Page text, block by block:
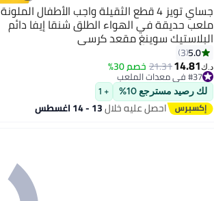
جساي تويز 4 قطع الثقيلة واجب الأطفال الملونة
ملعب حديقة في الهواء الطلق شنقا إيفا دائم
البلاستيك سوينغ مقعد كرسي
5.0
3
د.ك‏14.81
21.31خصم 30% #37 في معدات الملعب
أقل سعر في 30 يوم
#37 في معدات الملعب
لك رصيد مسترجع 10% + 1
احصل عليه خلال13 - 14 اغسطس